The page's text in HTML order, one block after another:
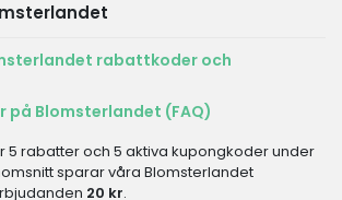
rabattkoder och
på Blomsterlandet (FAQ)
5 rabatter och 5 aktiva kupongkoder under
sparar våra Blomsterlandet
20 kr.